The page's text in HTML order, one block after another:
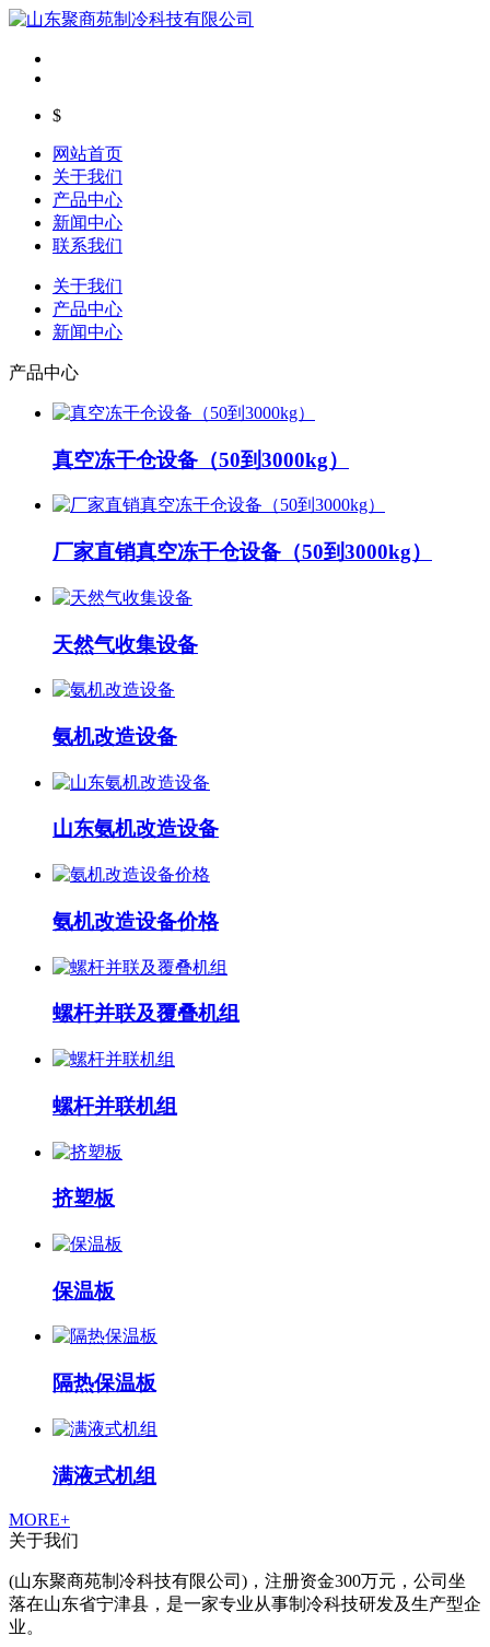
$
网站首页
关于我们
产品中心
新闻中心
联系我们
关于我们
产品中心
新闻中心
产品中心
真空冻干仓设备（50到3000kg）
厂家直销真空冻干仓设备（50到3000kg）
天然气收集设备
氨机改造设备
山东氨机改造设备
氨机改造设备价格
螺杆并联及覆叠机组
螺杆并联机组
挤塑板
保温板
隔热保温板
满液式机组
MORE+
关于我们
(山东聚商苑制冷科技有限公司)，注册资金300万元，公司坐
落在山东省宁津县，是一家专业从事制冷科技研发及生产型企
业。